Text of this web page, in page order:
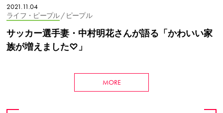
2021.11.04
ライフ・ピープル/ ピープル
サッカー選手妻・中村明花さんが語る「かわいい家
族が増えました♡」
MORE